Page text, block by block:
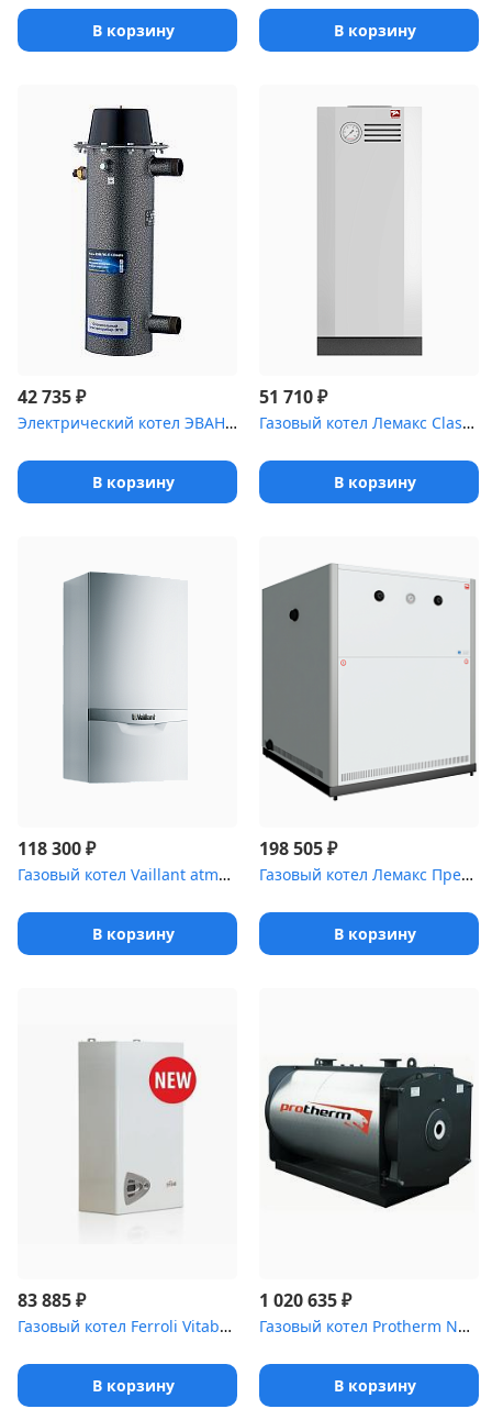
В корзину В корзину
42 735₽
Электрический котел ЭВАН ЭПО-15, 380 В (без насоса)
В корзину
51 710₽
Газовый котел Лемакс Classic 25 одноконтурный, sit
В корзину
118 300₽
Газовый котел Vaillant atmoTEC plus VU 200/5-5 H 20 Квт, одноконт...
В корзину
198 505₽
Газовый котел Лемакc Премиум 90 одноконтурный,дым, sit
В корзину
83 885₽
Газовый котел Ferroli Vitabel HF 24 один контур
В корзину
1 020 635₽
Газовый котел Protherm NO 510 500 кВт стальной жаротрубный котёл
В корзину